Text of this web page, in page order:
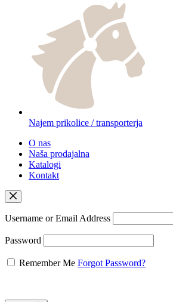
Najem prikolice / transporterja
O nas
Naša prodajalna
Katalogi
Kontakt
Username or Email Address
Password
Remember Me Forgot Password?